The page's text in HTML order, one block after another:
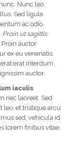
Nunc leo
Sed ligula
ac odio.
Proin ut sagittis
Proin auctor
ex eu venenatis.
erat interdum.
auctor.
iaculis
nec laoreet. Sed
leo, et tristique arcu
sed, vehicula id
lorem finibus vitae.